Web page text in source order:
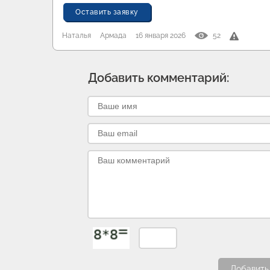
Оставить заявку
Наталья Армада 16 января 2026 52
Добавить комментарий: